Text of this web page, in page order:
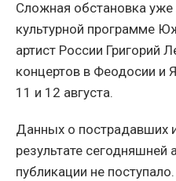
Сложная обстановка уже
культурной программе
артист России Григорий
концертов в Феодосии и
11 и 12 августа.
Данных о пострадавших
результате сегодняшней
публикации не поступало.